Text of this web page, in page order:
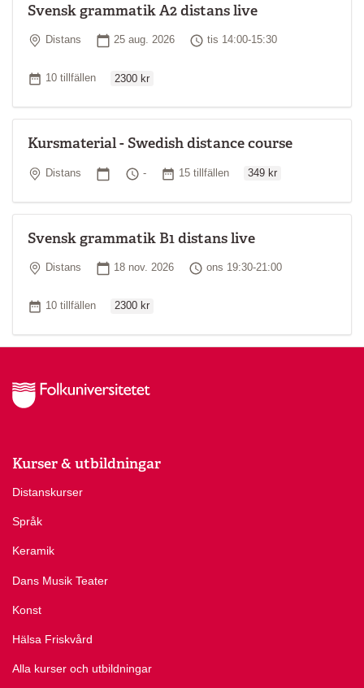
Svensk grammatik A2 distans live
Plats
Distans Startdatum
25 aug. 2026 Tid
tis 14:00-15:30
Antal tillfällen
10 tillfällen 2300 kr
Kursmaterial - Swedish distance course
Plats
Distans Startdatum
Tid
- Antal tillfällen
15 tillfällen 349 kr
Svensk grammatik B1 distans live
Plats
Distans Startdatum
18 nov. 2026 Tid
ons 19:30-21:00
Antal tillfällen
10 tillfällen 2300 kr
Kurser & utbildningar
Distanskurser
Språk
Keramik
Dans Musik Teater
Konst
Hälsa Friskvård
Alla kurser och utbildningar